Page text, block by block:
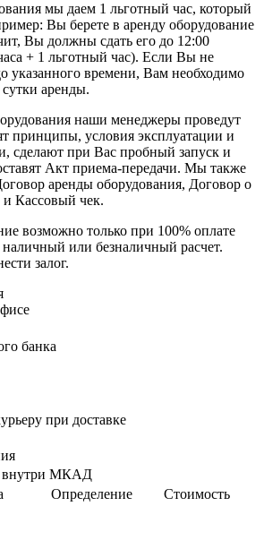
мы даем 1 льготный час, который
Вы берете в аренду оборудование
Вы должны сдать его до 12:00
+ 1 льготный час). Если Вы не
указанного времени, Вам необходимо
аренды.
наши менеджеры проведут
принципы, условия эксплуатации и
сделают при Вас пробный запуск и
Акт приема-передачи. Мы также
аренды оборудования, Договор о
и Кассовый чек.
возможно только при 100% оплате
наличный или безналичный расчет.
залог.
банка
при доставке
внутри МКАД
Определение Стоимость